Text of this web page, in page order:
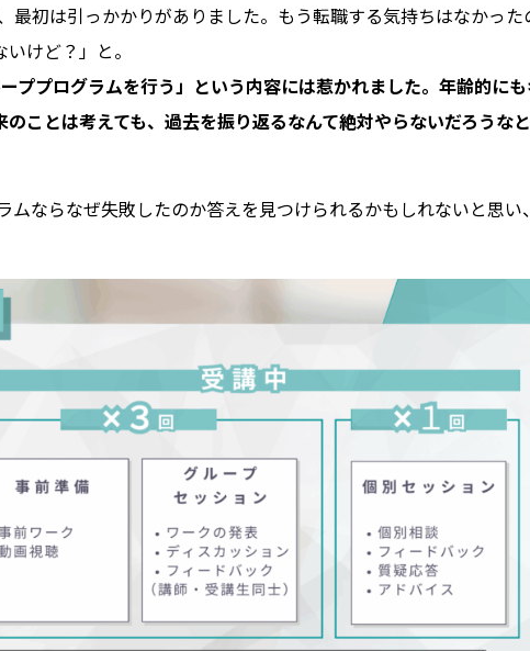
最初は引っかかりがありました。もう転職する気持ちはなかった
けど？」と。
ーププログラムを行う」という内容には惹かれました。年齢的に
ことは考えても、過去を振り返るなんて絶対やらないだろうな
ムならなぜ失敗したのか答えを見つけられるかもしれないと思い